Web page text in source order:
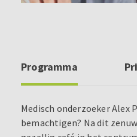
Programma
Medisch onderzoeker
bemachtigen? Na dit